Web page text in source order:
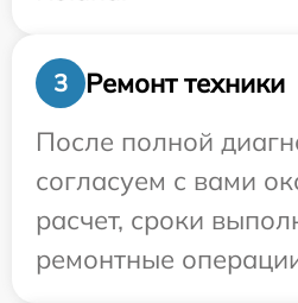
3
Ремонт техники
После полной
согласуем с вами
расчет, сроки
ремонтные